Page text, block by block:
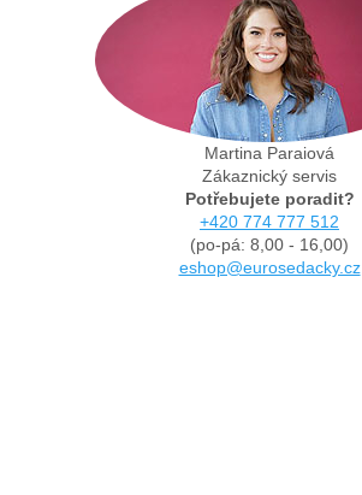
Martina Paraiová
Zákaznický servis
Potřebujete poradit?
+420 774 777 512
(po-pá: 8,00 - 16,00)
eshop@eurosedacky.cz